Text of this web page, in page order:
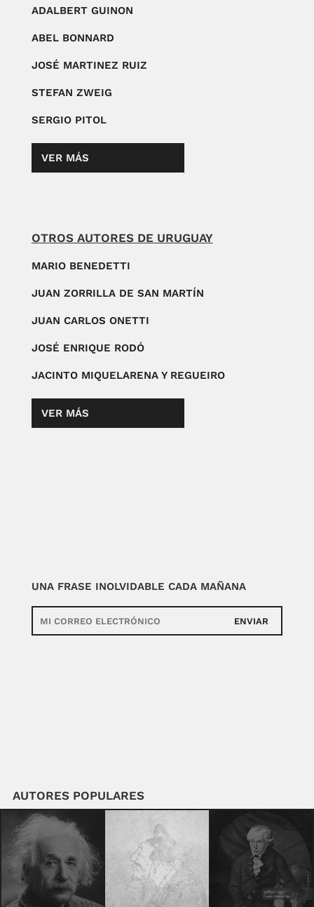
ADALBERT GUINON
ABEL BONNARD
JOSÉ MARTINEZ RUIZ
STEFAN ZWEIG
SERGIO PITOL
VER MÁS
OTROS AUTORES DE URUGUAY
MARIO BENEDETTI
JUAN ZORRILLA DE SAN MARTÍN
JUAN CARLOS ONETTI
JOSÉ ENRIQUE RODÓ
JACINTO MIQUELARENA Y REGUEIRO
VER MÁS
UNA FRASE INOLVIDABLE CADA MAÑANA
ENVIAR
AUTORES POPULARES